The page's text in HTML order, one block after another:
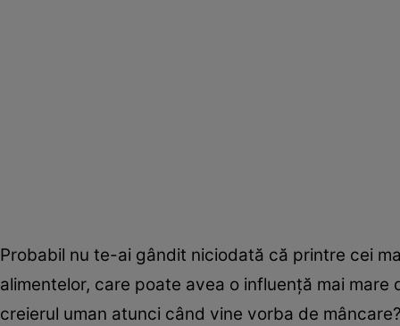
Probabil nu te-ai gândit niciodată că printre cei
alimentelor, care poate avea o influenţă mai
creierul uman atunci când vine vorba de